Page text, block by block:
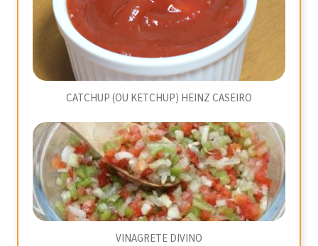
CATCHUP (OU KETCHUP) HEINZ CASEIRO
VINAGRETE DIVINO